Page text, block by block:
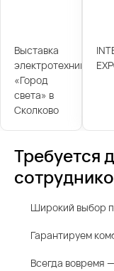
Выставка
электротехники
«Город
света» в
Сколково
Требуется
Широкий выбор
Гарантируем
Всегда вовремя